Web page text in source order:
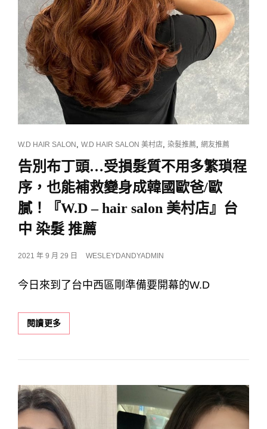
縮
毛
矯
正
燙
髮
CAT
LINKS
W.D HAIR SALON W.D HAIR SALON 美村店 染髮推薦 網友推薦
告別布丁頭…受損髮質不用多繁瑣程
序，也能補救變身成韓國歐爸/歐
膩！『W.D – hair salon 美村店』台
中 染髮 推薦
POSTED
2021 年 9 月 29 日 WESLEYDANDYADMIN
今日來到了台中西區剛準備要開幕的W.D
閱讀更多告
別
丁
受
損
髮
質